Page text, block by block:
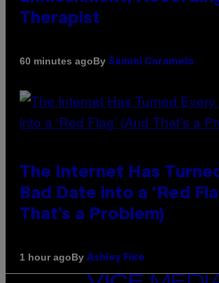
Therapist
60 minutes agoBy Sammi Caramela
The Internet Has
Bad Date into a ‘Red
That’s a Problem)
1 hour agoBy Ashley Fike
VICE